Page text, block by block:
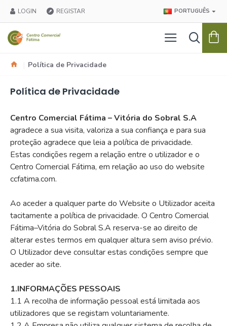
LOGIN REGISTAR PORTUGUÊS
Política de Privacidade
Política de Privacidade
Centro Comercial Fátima – Vitória do Sobral S.A
agradece a sua visita, valoriza a sua confiança e para sua
proteção agradece que leia a política de privacidade.
Estas condições regem a relação entre o utilizador e o
Centro Comercial Fátima, em relação ao uso do website
ccfatima.com.
Ao aceder a qualquer parte do Website o Utilizador aceita
tacitamente a política de privacidade. O Centro Comercial
Fátima–Vitória do Sobral S.A reserva-se ao direito de
alterar estes termos em qualquer altura sem aviso prévio.
O Utilizador deve consultar estas condições sempre que
aceder ao site.
1.INFORMAÇÕES PESSOAIS
1.1 A recolha de informação pessoal está limitada aos
utilizadores que se registam voluntariamente.